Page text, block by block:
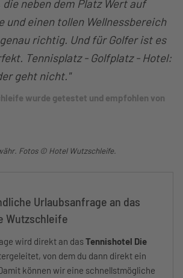
die neben dem Platz Wert auf
und einen tollen Wellnessbereich
richtig. Und für Golfer ist es
Tennisplatz - Golfplatz - Hotel:
geht nicht."
wurde getestet und empfohlen von
Fotos © Hotel Wutzschleife.
Urlaubsanfrage an das
Wutzschleife
wird direkt an dasTennishotel Die
von dem du dann direkt ein
können wir eine schnellstmögliche